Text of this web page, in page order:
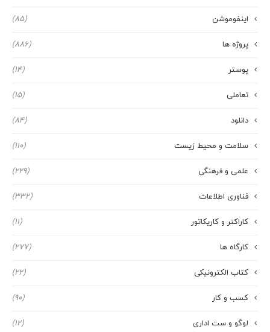
اینفوموشن (85)
پروژه ها (886)
پوستر (14)
تعاملی (15)
دانلود (84)
سلامت و محیط زیست (110)
علمی و فرهنگی (229)
فناوری اطلاعات (332)
کاراکتر و کاریکاتور (11)
کارگاه ها (277)
کتاب الکترونیکی (22)
کسب و کار (90)
لوگو و ست اداری (12)